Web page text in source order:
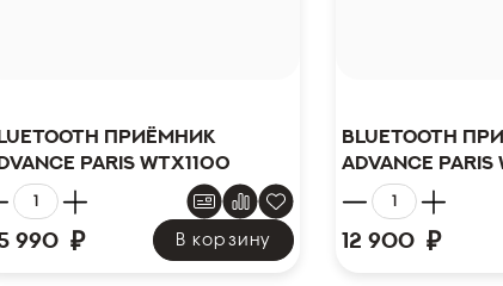
приёмник
Paris WTX1100
990 ₽ В корзину
Bluetooth
Advance Paris
12 900 ₽